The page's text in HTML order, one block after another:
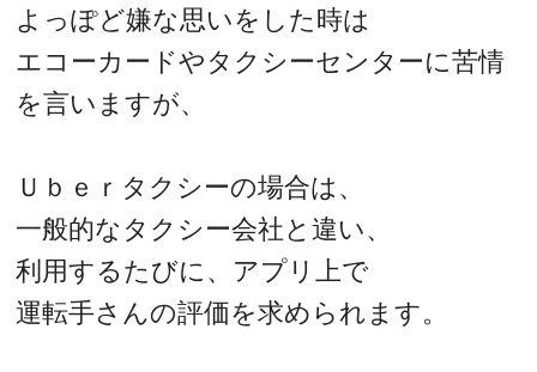
よっぽど嫌な思いをした時は
エコーカードやタクシーセンターに苦情
を言いますが、
Ｕｂｅｒタクシーの場合は、
一般的なタクシー会社と違い、
利用するたびに、アプリ上で
運転手さんの評価を求められます。